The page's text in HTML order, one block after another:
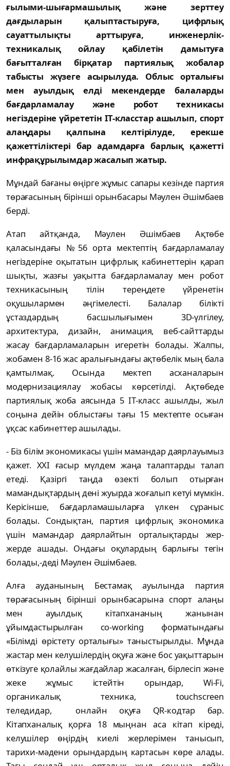
ғылыми-шығармашылық және зерттеу
дағдыларын қалыптастыруға, цифрлық
сауаттылықты арттыруға, инженерлік-
техникалық ойлау қабілетін дамытуға
бағытталған бірқатар партиялық жобалар
табысты жүзеге асырылуда. Облыс орталығы
мен ауылдық елді мекендерде балаларды
бағдарламалау және робот техникасы
негіздеріне үйрететін ІТ-класстар ашылып, спорт
алаңдары қалпына келтірілуде, ерекше
қажеттіліктері бар адамдарға барлық қажетті
инфрақұрылымдар жасалып жатыр.
Мұндай бағаны өңірге жұмыс сапары кезінде партия
төрағасының бірінші орынбасары Мәулен Әшімбаев
берді.
Атап айтқанда, Мәулен Әшімбаев Ақтөбе
қаласындағы №56 орта мектептің бағдарламалау
негіздеріне оқытатын цифрлық кабинеттерін қарап
шықты, жазғы уақытта бағдарламалау мен робот
техникасының тілін тереңдете үйренетін
оқушылармен әңгімелесті. Балалар білікті
ұстаздардың басшылығымен 3D-үлгілеу,
архитектура, дизайн, анимация, веб-сайттарды
жасау бағдарламаларын игеретін болады. Жалпы,
жобамен 8-16 жас аралығындағы ақтөбелік мың бала
қамтылмақ. Осында мектеп асханаларын
модернизациялау жобасы көрсетілді. Ақтөбеде
партиялық жоба аясында 5 IT-класс ашылды, жыл
соңына дейін облыстағы тағы 15 мектепте осыған
ұқсас кабинеттер ашылады.
- Біз білім экономикасы үшін мамандар даярлауымыз
қажет. ХХІ ғасыр мүлдем жаңа талаптарды талап
етеді. Қазіргі таңда өзекті болып отырған
мамандықтардың дені жуырда жоғалып кетуі мүмкін.
Керісінше, бағдарламашыларға үлкен сұраныс
болады. Сондықтан, партия цифрлық экономика
үшін мамандар даярлайтын орталықтарды жер-
жерде ашады. Ондағы оқулардың барлығы тегін
болады,-деді Мәулен Әшімбаев.
Алға ауданының Бестамақ ауылында партия
төрағасының бірінші орынбасарына спорт алаңы
мен ауылдық кітапхананың жанынан
ұйымдастырылған co-working форматындағы
«Білімді өрістету орталығы» таныстырылды. Мұнда
жастар мен келушілердің оқуға және бос уақыттарын
өткізуге қолайлы жағдайлар жасалған, бірлесіп және
жеке жұмыс істейтін орындар, Wi-Fi,
органикалық техника, touchscreen
теледидар, онлайн оқуға QR-кодтар бар.
Кітапханалық қорға 18 мыңнан аса кітап кіреді,
келушілер өңірдің киелі жерлерімен танысып,
тарихи-мәдени орындардың картасын көре алады.